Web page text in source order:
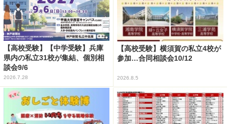
【高校受験】【中学受験】兵庫
県内の私立31校が集結、個別相
談会9/6
2026.7.28
【高校受験】横須賀の私立4校が
参加…合同相談会10/12
2026.8.5